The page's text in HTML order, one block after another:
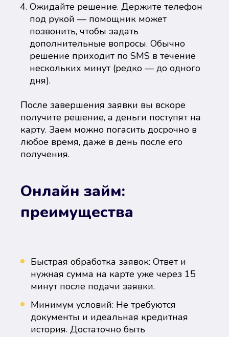
Ожидайте решение. Держите телефон
под рукой — помощник может
позвонить, чтобы задать
дополнительные вопросы. Обычно
решение приходит по SMS в течение
нескольких минут (редко — до одного
дня).
После завершения заявки вы вскоре
получите решение, а деньги поступят на
карту. Заем можно погасить досрочно в
любое время, даже в день после его
получения.
Онлайн займ:
преимущества
Быстрая обработка заявок: Ответ и
нужная сумма на карте уже через 15
минут после подачи заявки.
Минимум условий: Не требуются
документы и идеальная кредитная
история. Достаточно быть